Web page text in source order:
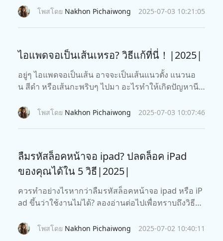
โพสโดย Nakhon Pichaiwong 2025-07-03 10:21:05
ไอแพดจอเป็นเส้นเหรอ? วิธีแก้ที่นี่！|2025|
อยู่ๆ ไอแพดจอเป็นเส้น อาจจะเป็นเส้นแนวตั้ง แนวนอ
น สีดำ หรือเส้นกะพริบๆ ไปมา อะไรทำให้เกิดปัญหานี
โพสโดย Nakhon Pichaiwong 2025-07-03 10:07:46
ลืมรหัสล็อคหน้าจอ ipad? ปลดล็อค iPad
ของคุณได้ใน 5 วิธี|2025|
ควรทำอย่างไรหากว่าลืมรหัสล็อคหน้าจอ ipad หรือ iP
ad ขึ้นว่าใช้งานไม่ได้? ลองอ่านต่อไปเพื่อทราบถึงวิธีกา
5 วิธีการด้วยกัน
โพสโดย Nakhon Pichaiwong 2025-07-02 10:40:11